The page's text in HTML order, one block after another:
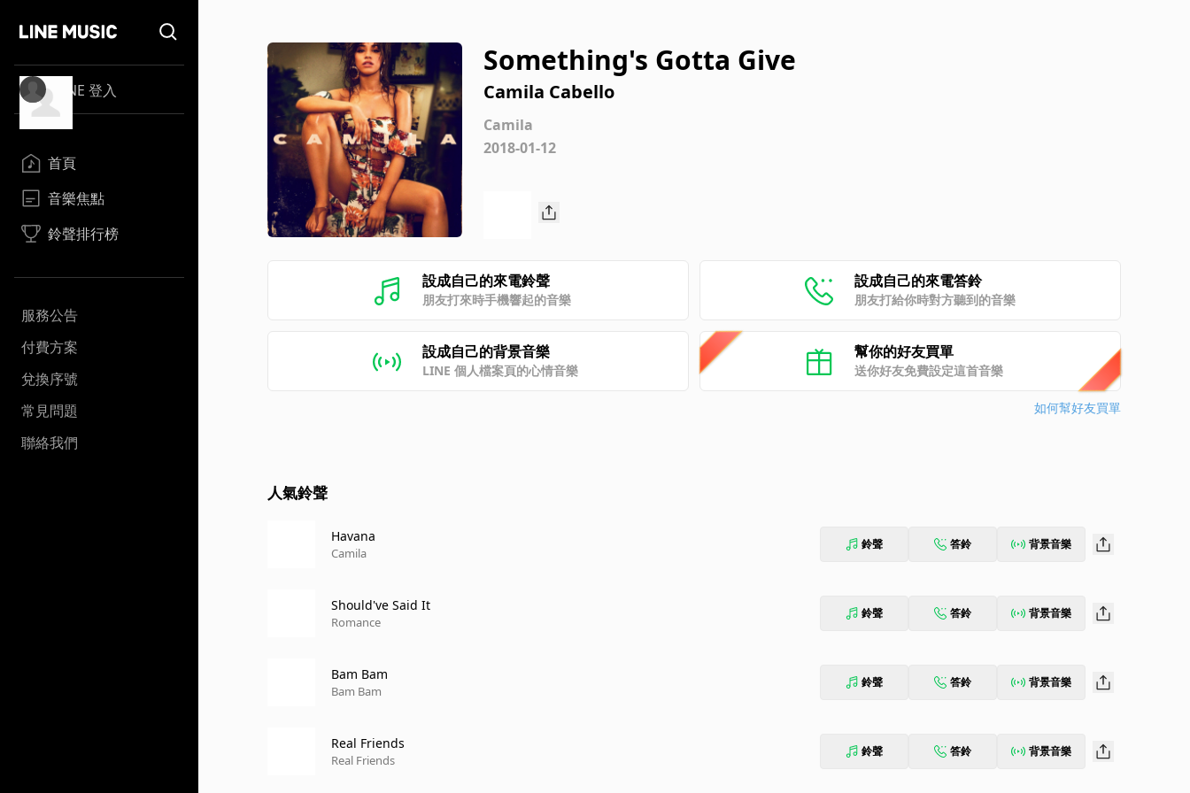
LINE 登入
首頁
音樂焦點
鈴聲排行榜
服務公告
付費方案
兌換序號
常見問題
聯絡我們
Something's Gotta Give
Camila Cabello
Camila
2018-01-12
設成自己的來電鈴聲
朋友打來時手機響起的音樂
設成自己的來電答鈴
朋友打給你時對方聽到的音樂
設成自己的背景音樂
LINE 個人檔案頁的心情音樂
幫你的好友買單
送你好友免費設定這首音樂
如何幫好友買單
人氣鈴聲
Havana
Camila
鈴聲 答鈴 背景音樂
Should've Said It
Romance
鈴聲 答鈴 背景音樂
Bam Bam
Bam Bam
鈴聲 答鈴 背景音樂
Real Friends
Real Friends
鈴聲 答鈴 背景音樂